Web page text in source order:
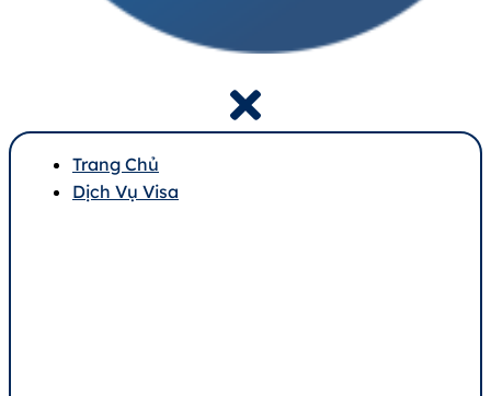
Trang Chủ
Dịch Vụ Visa